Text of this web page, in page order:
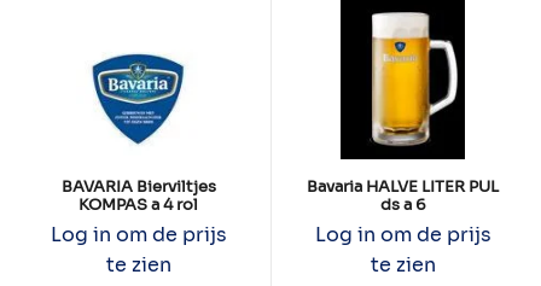
BAVARIA Bierviltjes
KOMPAS a 4 rol
Log in om de prijs
te zien
Bavaria HALVE LITER PUL
ds a 6
Log in om de prijs
te zien